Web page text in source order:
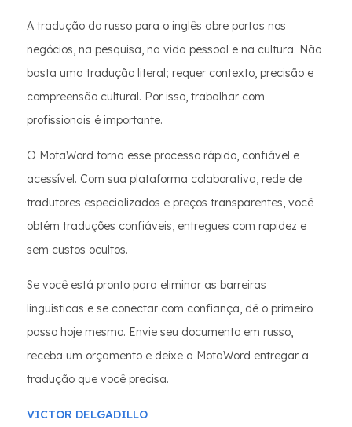
A tradução do russo para o inglês abre portas nos
negócios, na pesquisa, na vida pessoal e na cultura. Não
basta uma tradução literal; requer contexto, precisão e
compreensão cultural. Por isso, trabalhar com
profissionais é importante.
O MotaWord torna esse processo rápido, confiável e
acessível. Com sua plataforma colaborativa, rede de
tradutores especializados e preços transparentes, você
obtém traduções confiáveis, entregues com rapidez e
sem custos ocultos.
Se você está pronto para eliminar as barreiras
linguísticas e se conectar com confiança, dê o primeiro
passo hoje mesmo. Envie seu documento em russo,
receba um orçamento e deixe a MotaWord entregar a
tradução que você precisa.
VICTOR DELGADILLO